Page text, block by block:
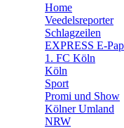
🛒
Home
Veedelsreporter
Schlagzeilen
EXPRESS E-
1. FC Köln
Köln
Sport
Promi und Show
Kölner Umland
NRW